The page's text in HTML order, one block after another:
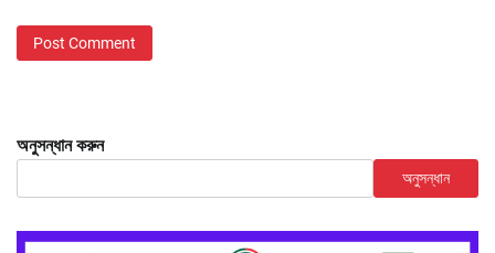
অনুসন্ধান করুন
অনুসন্ধান